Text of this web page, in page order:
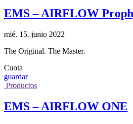
EMS – AIRFLOW
mié. 15. junio 2022
The Original. The Master.
Cuota
guardar
Productos
EMS – AIRFLOW ONE